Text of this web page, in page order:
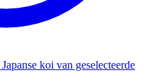
Japanse koi van geselecteerde